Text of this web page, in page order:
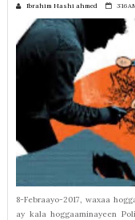
Ibrahim Hashi ahmed 3:16
8-Febraayo-2017, waxaa
ay kala hoggaaminayeen